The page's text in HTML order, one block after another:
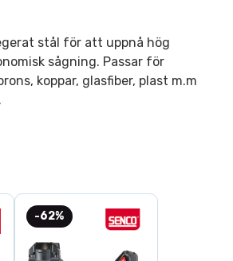
stål för att uppnå hög
sågning. Passar för
koppar, glasfiber, plast m.m
-62%